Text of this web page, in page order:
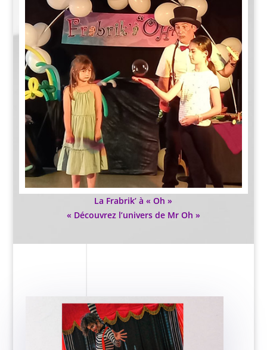
La Frabrik’ à « Oh »
« Découvrez l’univers de Mr Oh »